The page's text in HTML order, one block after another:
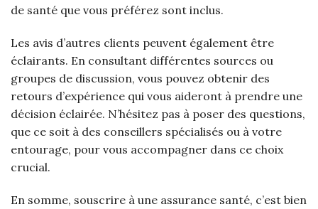
de santé que vous préférez sont inclus.
Les avis d’autres clients peuvent également être
éclairants. En consultant différentes sources ou
groupes de discussion, vous pouvez obtenir des
retours d’expérience qui vous aideront à prendre une
décision éclairée. N’hésitez pas à poser des questions,
que ce soit à des conseillers spécialisés ou à votre
entourage, pour vous accompagner dans ce choix
crucial.
En somme, souscrire à une assurance santé, c’est bien